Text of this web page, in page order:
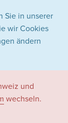
Sie in unserer
wir Cookies
ändern
und
wechseln.